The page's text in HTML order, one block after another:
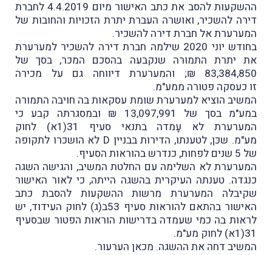
ההשקעות להסב את כתב האישור מיום 4.4.2019 לחברת
דירה להשכיר, ואושרה העברת יתרת הזכויות והחובות של
המערערת אל חברת דירה להשכיר.
בחודש יוני 2020 שילמה חברת דירה להשכיר למערערת
את יתרת התמורה שנקבעה בהסכם המכר, בסך של
83,384,850 ₪; והמערערת דיווחה גם על מכירה
זו כעסקה פטורה ממע"מ.
המשיב הוציא למערערת שומת עסקאות בה חויבה התמורה
במע"מ בסך של 13,097,991 ₪ ובמסגרתה קבע כי
המערערת לא עָמדה בתנאי סעיף 31(1א) לחוק
מע"מ. שכּן, לטענתו, הדירות בבניין D לא הושכרו לתקופה
של 5 שנים לפחות, כנדרש בהוראות הסעיף.
המערערת לא השלימה עם החלטת המשיב, והגישה השגה
כנגדה. טענתה העיקרית בהשגה הייתה, כי לאור האישור
שקיבלה המערערת מרשות ההשקעות להסבת כתב
האישור בהתאם להוראות סעיף 53ב(ג) לחוק העידוד, יש
לראות בה כמי שעמדה בדרישות הוראות הפטור שבסעיף
31(1א) לחוק מע"מ.
המשיב דחה את ההשגה. מכאן הערעור.